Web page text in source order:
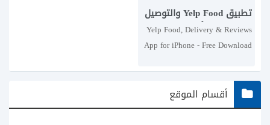
تطبيق Yelp Food والتوصيل
والمراجعات لأجهزة iPhone -
قم بتنزيل Yelp Food
والتسليم والمراجعات لأجهزة
Yelp Food, Delivery & Reviews
App for iPhone - Free Download
أقسام الموقع